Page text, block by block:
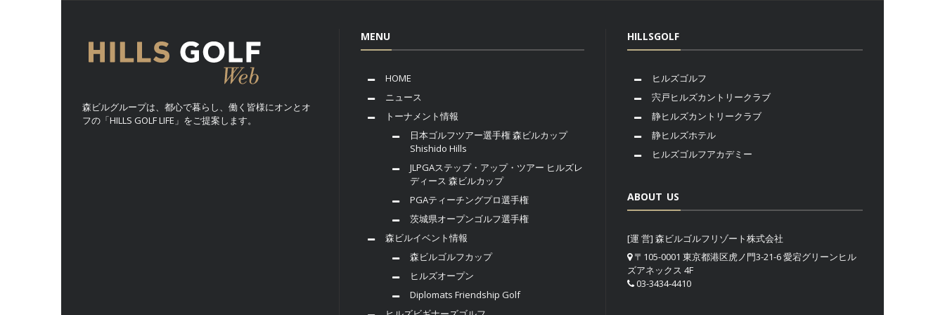
森ビルグループは、都心で暮らし、働く皆様にオンとオ
フの「HILLS GOLF LIFE」をご提案します。
MENU
HOME
ニュース
トーナメント情報
日本ゴルフツアー選手権 森ビルカップ
Shishido Hills
JLPGAステップ・アップ・ツアー ヒルズレ
ディース 森ビルカップ
PGAティーチングプロ選手権
茨城県オープンゴルフ選手権
森ビルイベント情報
森ビルゴルフカップ
ヒルズオープン
Diplomats Friendship Golf
HILLSGOLF
ヒルズゴルフ
宍戸ヒルズカントリークラブ
静ヒルズカントリークラブ
静ヒルズホテル
ヒルズゴルフアカデミー
ABOUT US
[運 営] 森ビルゴルフリゾート株式会社
〒105-0001 東京都港区虎ノ門3-21-6 愛宕グリーンヒル
ズアネックス 4F
03-3434-4410